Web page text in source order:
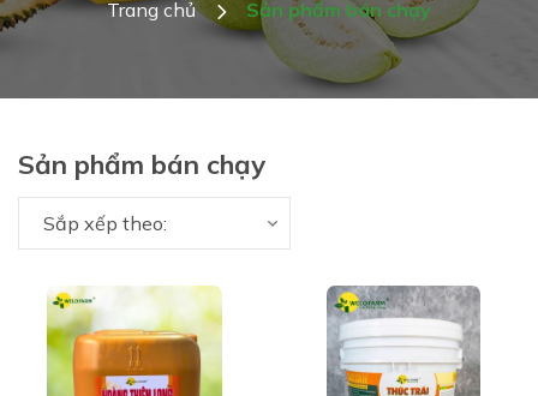
Trang chủ Sản phẩm bán chạy
Sản phẩm bán chạy
Sắp xếp theo: